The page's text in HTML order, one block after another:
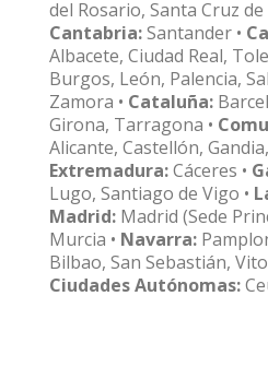
del Rosario, Santa Cruz
Cantabria:Santander •
Albacete, Ciudad Real,
Burgos, León, Palencia,
Zamora • Cataluña:
Girona, Tarragona •
Alicante, Castellón,
Extremadura:Cáceres •
Lugo, Santiago de Vigo •
Madrid: Madrid (Sede
Murcia • Navarra:
Bilbao, San Sebastián,
Ciudades Autónomas: